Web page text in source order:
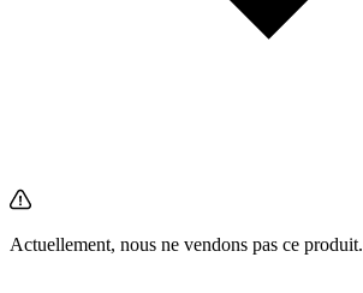
Actuellement, nous ne vendons pas ce produit.